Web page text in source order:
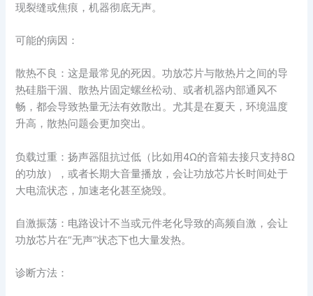
现裂缝或焦痕，机器彻底无声。
可能的病因：
散热不良：这是最常见的死因。功放芯片与散热片之间的导
热硅脂干涸、散热片固定螺丝松动、或者机器内部通风不
畅，都会导致热量无法有效散出。尤其是在夏天，环境温度
升高，散热问题会更加突出。
负载过重：扬声器阻抗过低（比如用4Ω的音箱去接只支持8Ω
的功放），或者长期大音量播放，会让功放芯片长时间处于
大电流状态，加速老化甚至烧毁。
自激振荡：电路设计不当或元件老化导致的高频自激，会让
功放芯片在“无声”状态下也大量发热。
诊断方法：